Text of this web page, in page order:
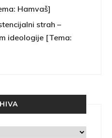
Hamvaš]
strah –
ideologije [Tema: